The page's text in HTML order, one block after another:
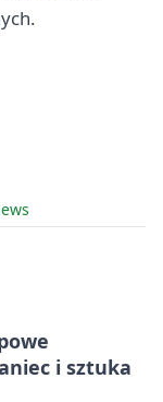
i sztuka